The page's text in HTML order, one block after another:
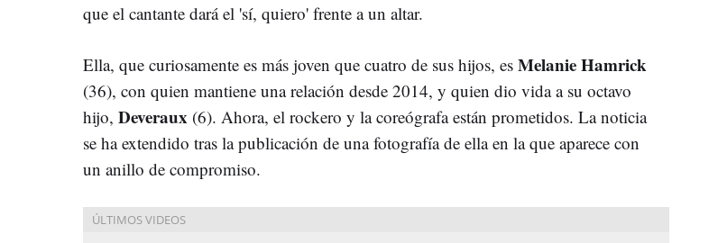
que el cantante dará el 'sí, quiero' frente a un altar.
Ella, que curiosamente es más joven que cuatro de sus hijos, es Melanie Hamrick
(36), con quien mantiene una relación desde 2014, y quien dio vida a su octavo
hijo, Deveraux (6). Ahora, el rockero y la coreógrafa están prometidos. La noticia
se ha extendido tras la publicación de una fotografía de ella en la que aparece con
un anillo de compromiso.